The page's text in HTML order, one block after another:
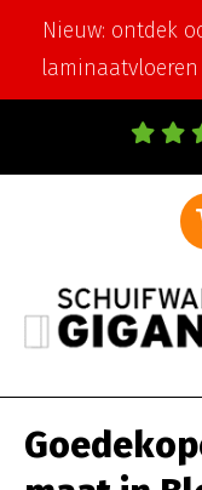
Nieuw: ontdek